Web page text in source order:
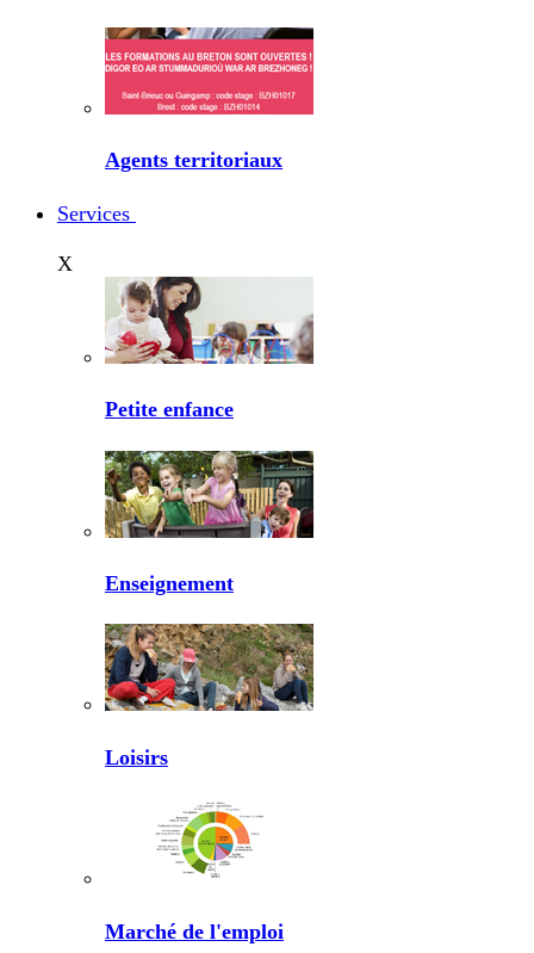
Agents territoriaux
Services
X
Petite enfance
Enseignement
Loisirs
Marché de l'emploi